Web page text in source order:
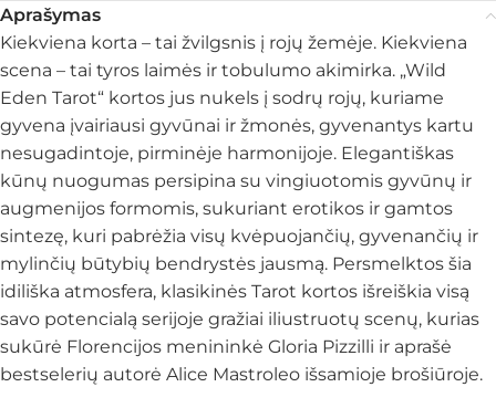
Aprašymas
Kiekviena korta – tai žvilgsnis į rojų žemėje. Kiekviena
scena – tai tyros laimės ir tobulumo akimirka. „Wild
Eden Tarot“ kortos jus nukels į sodrų rojų, kuriame
gyvena įvairiausi gyvūnai ir žmonės, gyvenantys kartu
nesugadintoje, pirminėje harmonijoje. Elegantiškas
kūnų nuogumas persipina su vingiuotomis gyvūnų ir
augmenijos formomis, sukuriant erotikos ir gamtos
sintezę, kuri pabrėžia visų kvėpuojančių, gyvenančių ir
mylinčių būtybių bendrystės jausmą. Persmelktos šia
idiliška atmosfera, klasikinės Tarot kortos išreiškia visą
savo potencialą serijoje gražiai iliustruotų scenų, kurias
sukūrė Florencijos menininkė Gloria Pizzilli ir aprašė
bestselerių autorė Alice Mastroleo išsamioje brošiūroje.